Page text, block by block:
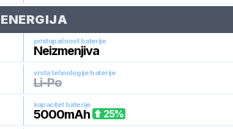
ENERGIJA
pristupačnost baterije
Neizmenjiva
vrsta tehnologije baterije
Li-Po
kapacitet baterije
5000mAh 25%